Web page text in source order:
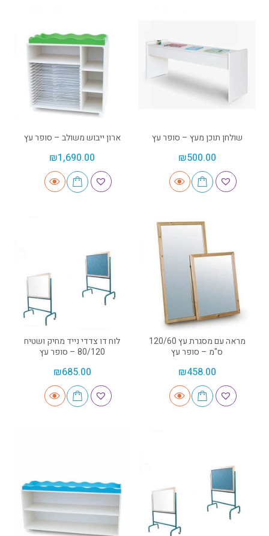
שולחן תוכן מעץ – סופר עץ
₪500.00
ארון ייבוש משולב – סופר עץ
₪1,690.00
מראה עם מסגרת עץ 120/60
ס"מ – סופר עץ
₪458.00
לוח דו צדדי נייד מחיק ושטיח
80/120 – סופר עץ
₪685.00